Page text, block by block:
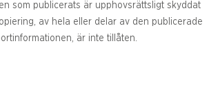
som publicerats är upphovsrättsligt skyddat
av hela eller delar av den publicerade
är inte tillåten.